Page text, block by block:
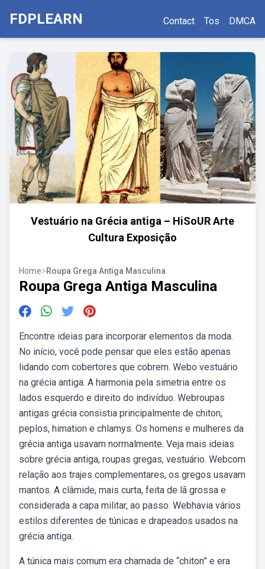
FDPLEARN Contact Tos DMCA
Vestuário na Grécia antiga – HiSoUR Arte
Cultura Exposição
Home>Roupa Grega Antiga Masculina
Roupa Grega Antiga Masculina
Encontre ideias para incorporar elementos da moda.
No início, você pode pensar que eles estão apenas
lidando com cobertores que cobrem. Webo vestuário
na grécia antiga. A harmonia pela simetria entre os
lados esquerdo e direito do indivíduo. Webroupas
antigas grécia consistia principalmente de chiton,
peplos, himation e chlamys. Os homens e mulheres da
grécia antiga usavam normalmente. Veja mais ideias
sobre grécia antiga, roupas gregas, vestuário. Webcom
relação aos trajes complementares, os gregos usavam
mantos. A clâmide, mais curta, feita de lã grossa e
considerada a capa militar, ao passo. Webhavia vários
estilos diferentes de túnicas e drapeados usados na
grécia antiga.
A túnica mais comum era chamada de “chiton” e era